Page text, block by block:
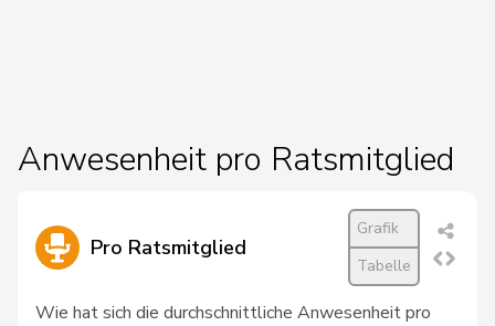
Anwesenheit pro Ratsmitglied
Pro Ratsmitglied
Grafik
Tabelle
Wie hat sich die durchschnittliche Anwesenheit pro